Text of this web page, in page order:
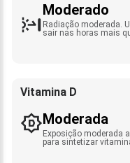
Moderado
Radiação moderada.
sair nas horas mais
Vitamina D
Moderada
Exposição moderada
para sintetizar